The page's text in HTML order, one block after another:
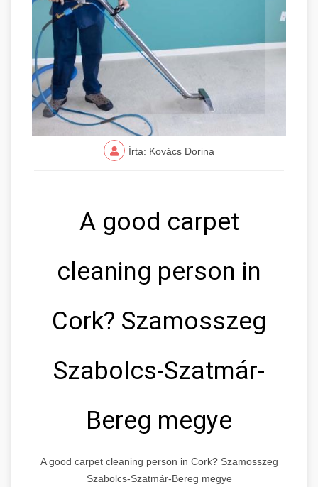
Írta: Kovács Dorina
A good carpet
cleaning person in
Cork? Szamosszeg
Szabolcs-Szatmár-
Bereg megye
A good carpet cleaning person in Cork? Szamosszeg
Szabolcs-Szatmár-Bereg megye